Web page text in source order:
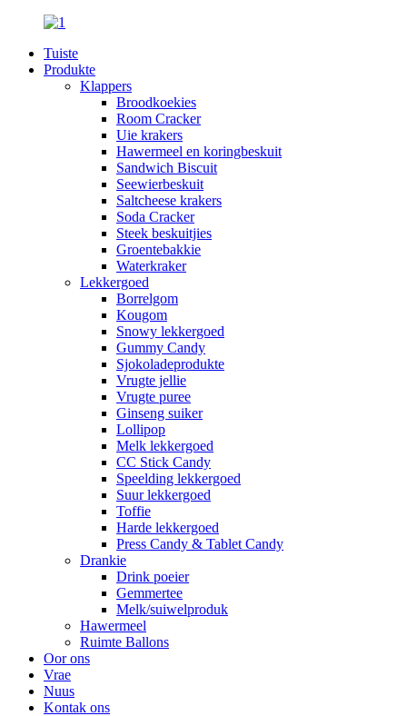
Tuiste
Produkte
Klappers
Broodkoekies
Room Cracker
Uie krakers
Hawermeel en koringbeskuit
Sandwich Biscuit
Seewierbeskuit
Saltcheese krakers
Soda Cracker
Steek beskuitjies
Groentebakkie
Waterkraker
Lekkergoed
Borrelgom
Kougom
Snowy lekkergoed
Gummy Candy
Sjokoladeprodukte
Vrugte jellie
Vrugte puree
Ginseng suiker
Lollipop
Melk lekkergoed
CC Stick Candy
Speelding lekkergoed
Suur lekkergoed
Toffie
Harde lekkergoed
Press Candy & Tablet Candy
Drankie
Drink poeier
Gemmertee
Melk/suiwelproduk
Hawermeel
Ruimte Ballons
Oor ons
Vrae
Nuus
Kontak ons